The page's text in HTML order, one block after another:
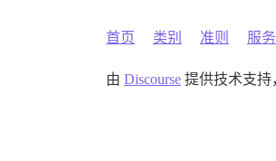
首页 类别 准则 服
由 Discourse 提供技术支持